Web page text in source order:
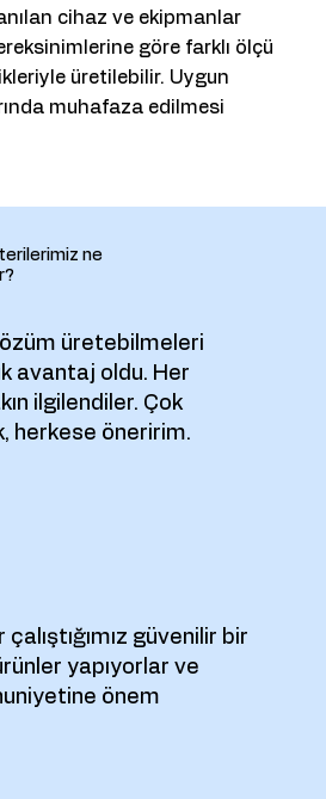
cihaz ve ekipmanlar
göre farklı ölçü
üretilebilir. Uygun
muhafaza edilmesi
ne
üretebilmeleri
avantaj oldu. Her
ilgilendiler. Çok
herkese öneririm.
güvenilir bir
yapıyorlar ve
önem